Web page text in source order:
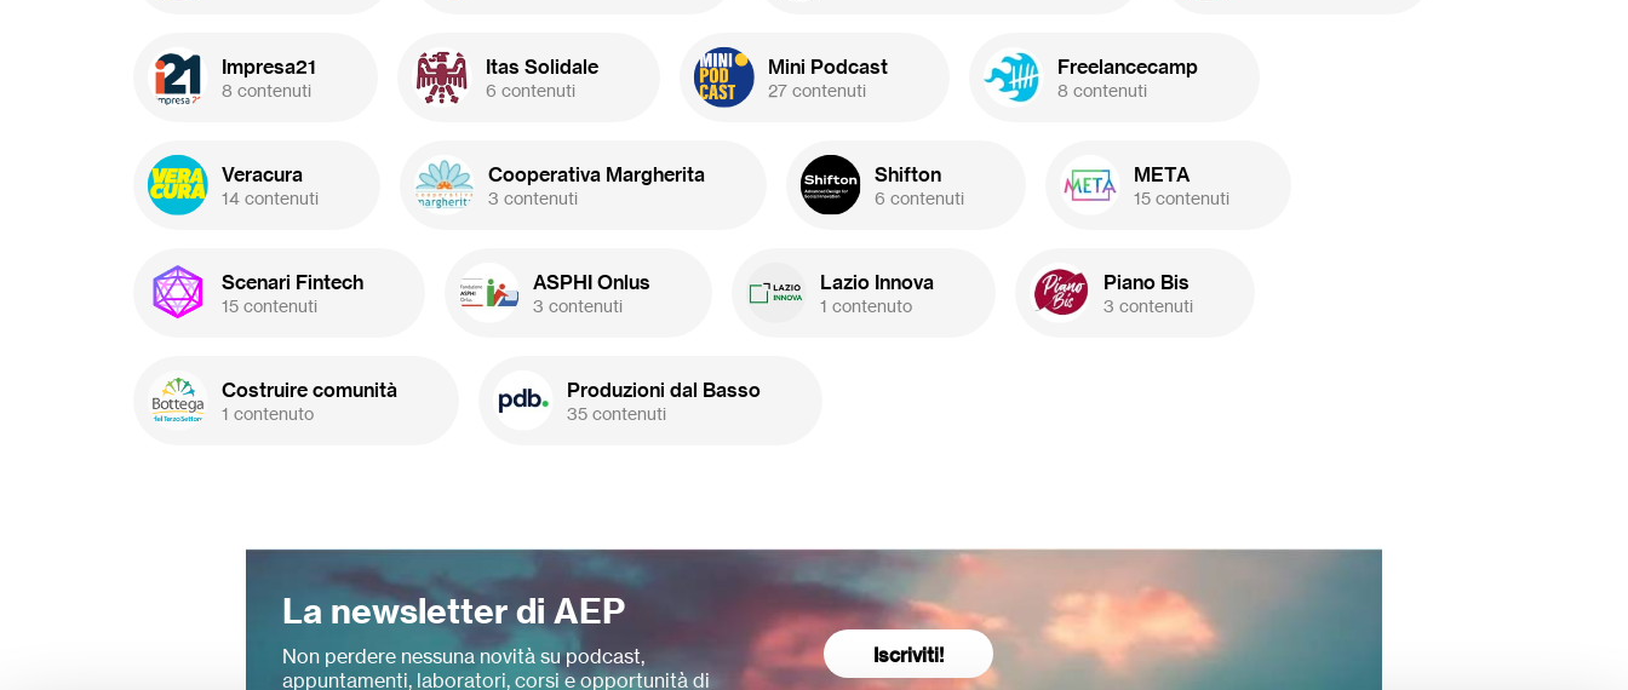
Impresa21
8 contenuti
Itas Solidale
6 contenuti
Mini Podcast
27 contenuti
Freelancecamp
8 contenuti
Veracura
14 contenuti
Cooperativa Margherita
3 contenuti
Shifton
6 contenuti
META
15 contenuti
Scenari Fintech
15 contenuti
ASPHI Onlus
3 contenuti
Lazio Innova
1 contenuto
Piano Bis
3 contenuti
Costruire comunità
1 contenuto
Produzioni dal Basso
35 contenuti
La newsletter di AEP
Non perdere nessuna novità su podcast,
appuntamenti, laboratori, corsi e opportunità di
Iscriviti!